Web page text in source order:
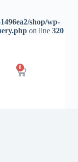
shop/wp-
on line 320
0